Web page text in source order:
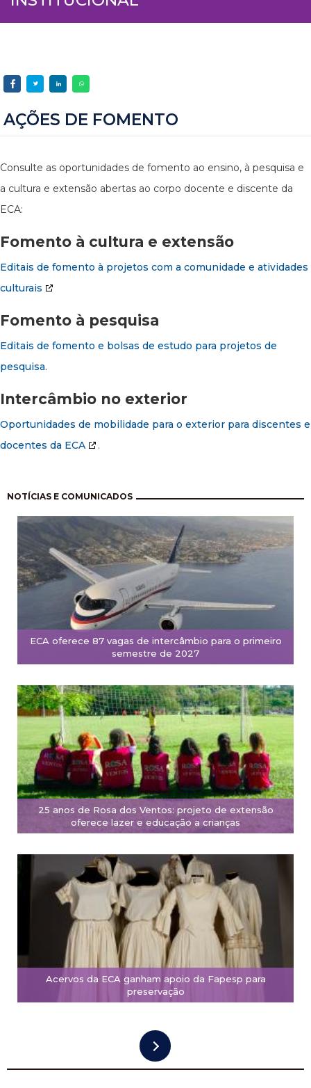
AÇÕES DE FOMENTO
Consulte as oportunidades de fomento ao ensino, à pesquisa e
a cultura e extensão abertas ao corpo docente e discente da
ECA:
Fomento à cultura e extensão
Editais de fomento à projetos com a comunidade e atividades
culturais
Fomento à pesquisa
Editais de fomento e bolsas de estudo para projetos de
pesquisa.
Intercâmbio no exterior
Oportunidades de mobilidade para o exterior para discentes e
docentes da ECA
.
NOTÍCIAS E COMUNICADOS
ECA oferece 87 vagas de intercâmbio para o primeiro
semestre de 2027
25 anos de Rosa dos Ventos: projeto de extensão
oferece lazer e educação a crianças
Acervos da ECA ganham apoio da Fapesp para
preservação
Paginación